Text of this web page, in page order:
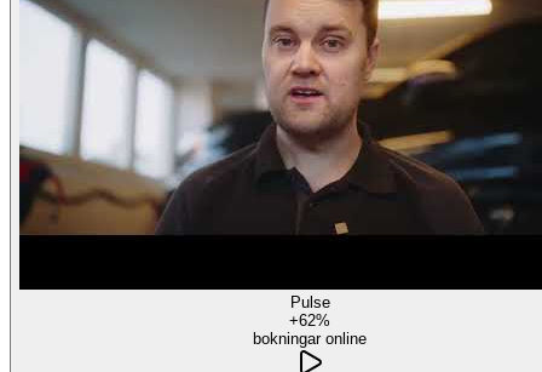
Pulse
+62%
bokningar online